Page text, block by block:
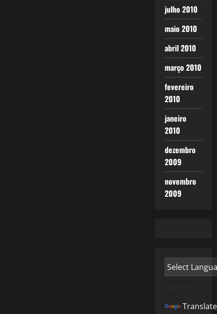
julho 2010
maio 2010
abril 2010
março 2010
fevereiro
2010
janeiro
2010
dezembro
2009
novembro
2009
Translate